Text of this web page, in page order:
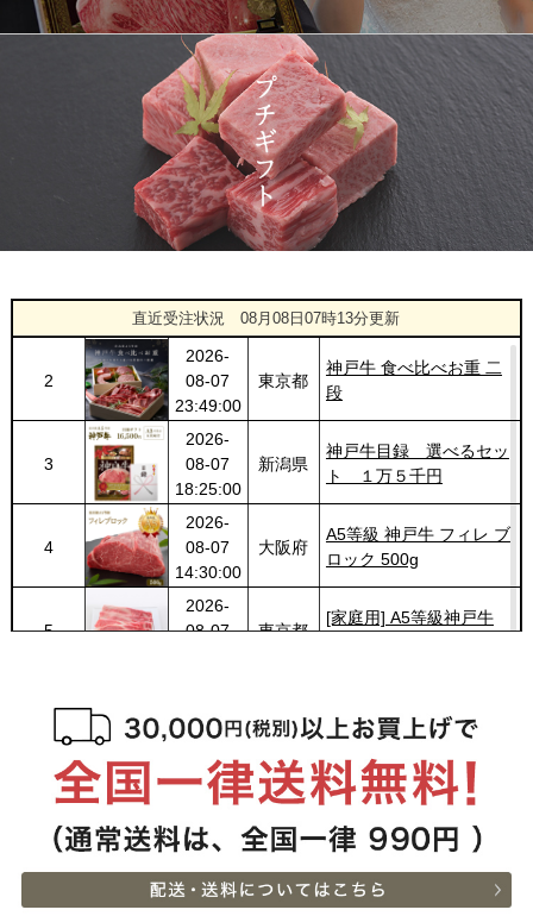
直近受注状況08月08日07時13分更新
2026-
03-14
20:55:00
大阪府
神戸牛目録 選べるセッ
ト １万円 2個セット
2026-
03-14
20:48:00
神奈川
県
[訳あり][家庭用] A5等級
神戸牛 サーロインステー
キ 200g
2026-
03-14
18:00:00
福岡県
神戸牛カタログギフト
１万円
1
08-08
02:17:00
愛知県
等級神戸牛 焼肉・BBQ
セット (500g・1kg・
1.5kg)
2
2026-
08-07
23:49:00
東京都
神戸牛 食べ比べお重 二
段
3
2026-
08-07
18:25:00
新潟県
神戸牛目録 選べるセッ
ト １万５千円
4
2026-
08-07
14:30:00
大阪府
A5等級 神戸牛 フィレ ブ
ロック 500g
5
2026-
08-07
東京都
[家庭用] A5等級神戸牛
08-07
10:54:00
兵庫県
円 ステーキ・ハンバーグ
ンバーグ150ｇ×4個）
2026-
08-07
10:54:00
兵庫県
神戸牛ギフトセット 2万
円 すきやき（リブロー
ス・肩ロース・ランプ）
600g
2026-
08-07
07:20:00
栃木県
[お徳用]アウトレット A5
等級神戸牛 焼肉・BBQ